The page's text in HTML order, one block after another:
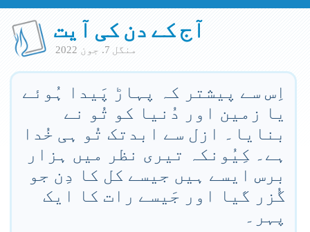
آج کے دن کی آیت
منگل 7. جون 2022
اِس سے پیشتر کہ پہاڑ پَیدا ہُوئے
یا زمین اور دُنیا کو تُو نے
بنایا۔ ازل سے ابدتک تُو ہی خُدا
ہے۔ کِیُونکہ تیری نظر میں ہزار
برس ایسے ہیں جیسے کل کا دِن جو
گُزر گیا اور جَیسے رات کا ایک
پہر۔